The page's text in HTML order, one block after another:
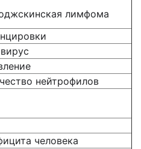
лимфома
нейтрофилов
человека